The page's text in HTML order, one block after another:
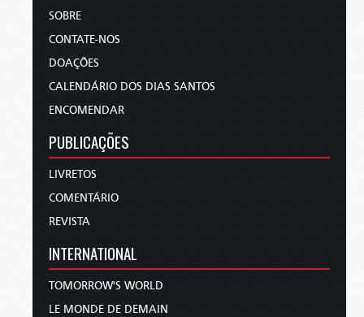
SOBRE
CONTATE-NOS
DOAÇÕES
CALENDÁRIO DOS DIAS SANTOS
ENCOMENDAR
PUBLICAÇÕES
LIVRETOS
COMENTÁRIO
REVISTA
INTERNATIONAL
TOMORROW'S WORLD
LE MONDE DE DEMAIN